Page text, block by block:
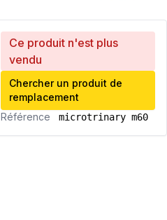
Ce produit n'est plus
vendu
Chercher un produit de
remplacement
Référence
microtrinary m60